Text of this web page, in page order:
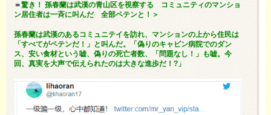
＝驚き！ 孫春蘭は武漢の青山区を視察する コミュニティのマンショ
ン居住者は一斉に叫んだ 全部ペテンと！＞
孫春蘭は武漢のあるコミュニテイを訪れ、マンションの上から住民は
「すべてがペテンだ！」と叫んだ。「偽りのキャビン病院でのダン
ス、安い食材という嘘、偽りの死亡者数、「問題なし！」も嘘。今
回、真実を大声で伝えられたのは大きな進歩だ！?」